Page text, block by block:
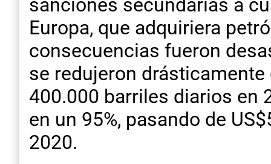
sanciones secundarias a
Europa, que adquiriera
consecuencias fueron
se redujeron
400.000 barriles diarios en
en un 95%, pasando de
2020.